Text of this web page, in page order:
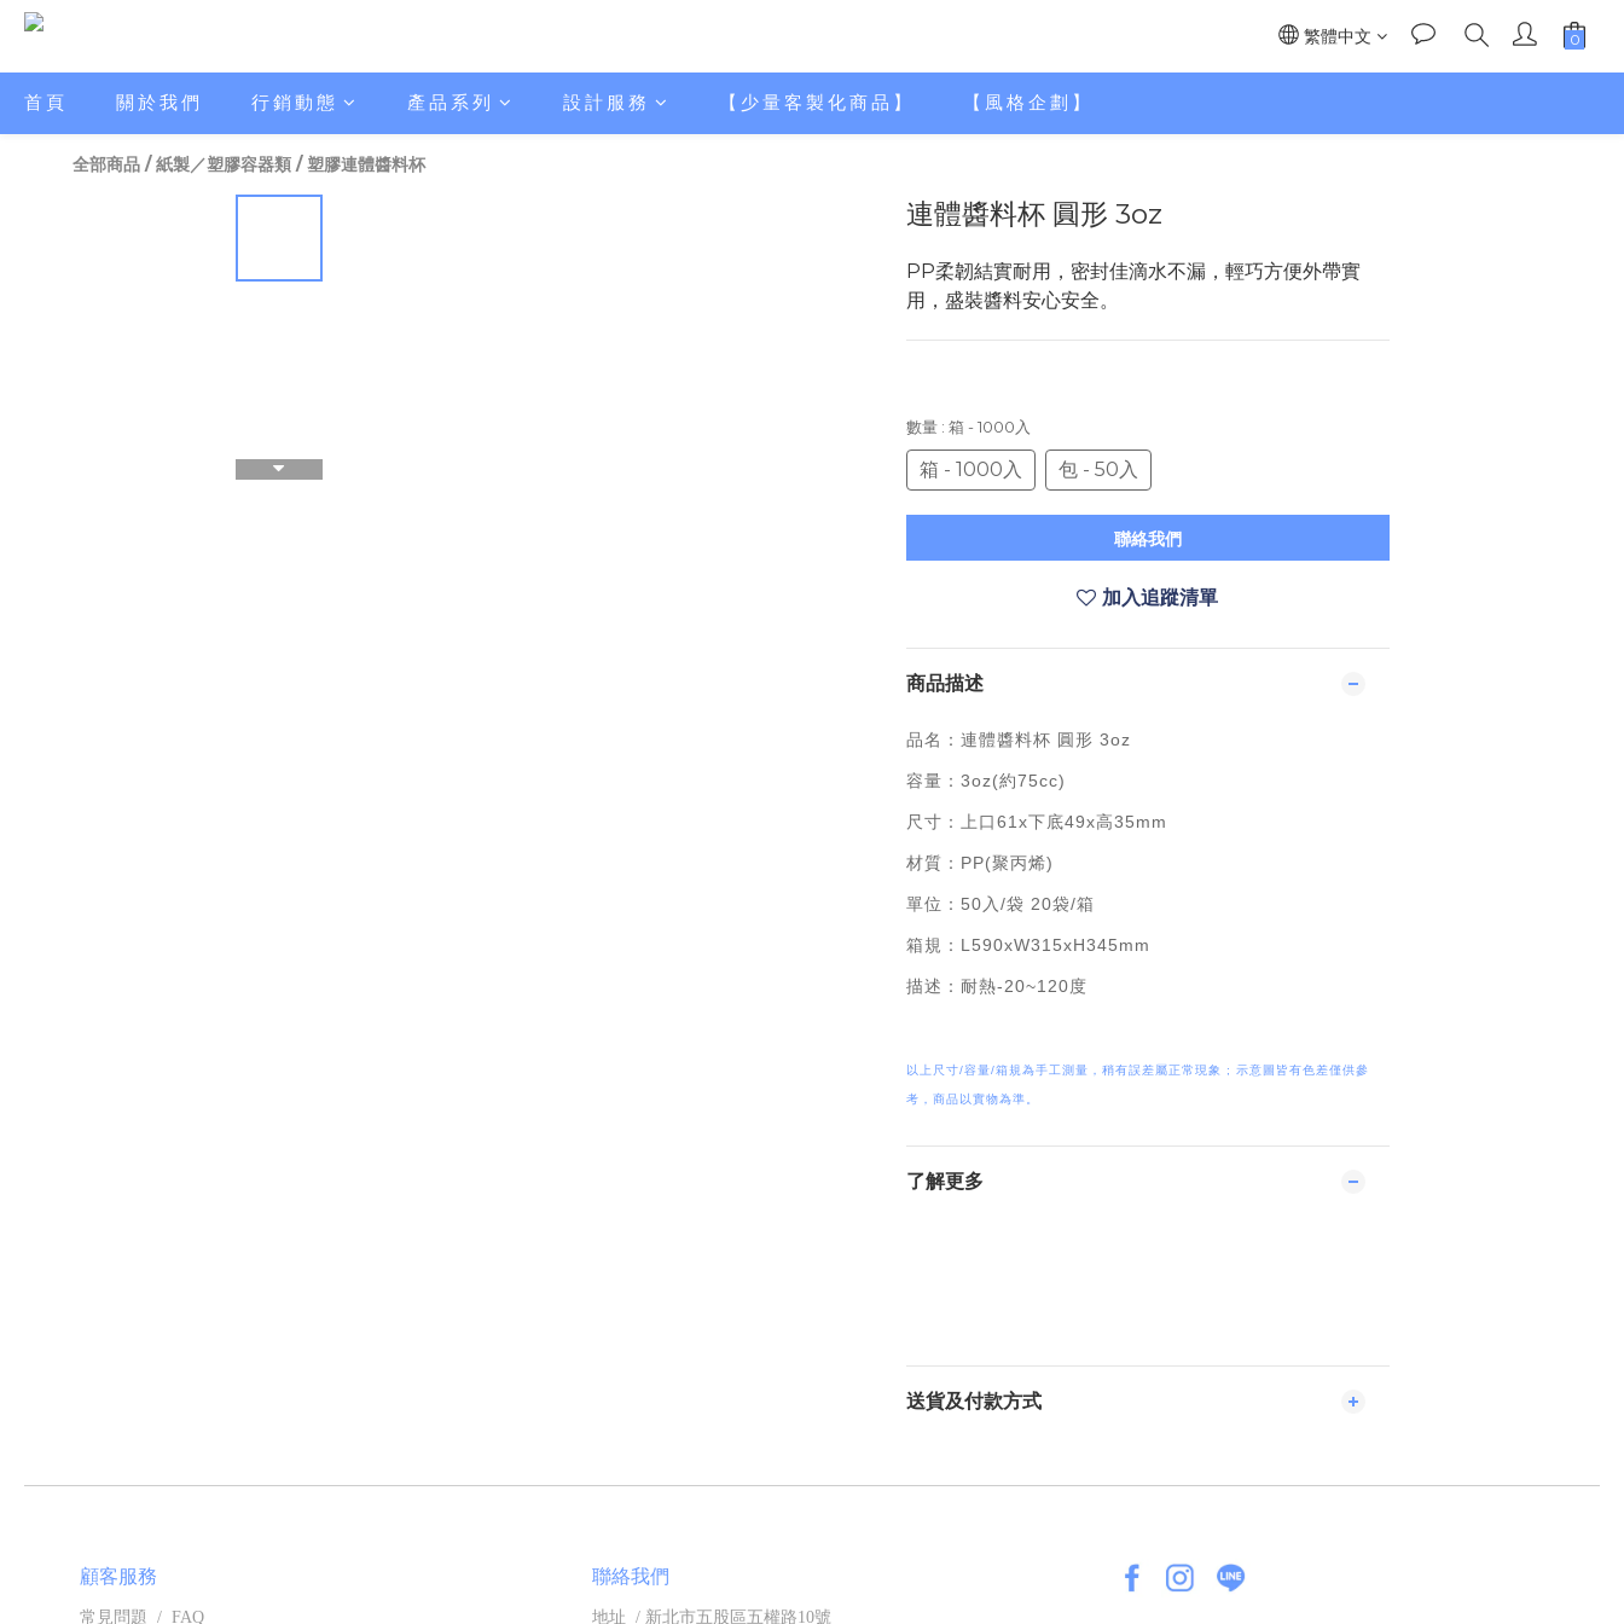
繁體中文
首頁 關於我們 行銷動態 產品系列 設計服務 【少量客製化商品】 【風格企劃】
全部商品 /紙製／塑膠容器類 /塑膠連體醬料杯
連體醬料杯 圓形 3oz
PP柔韌結實耐用，密封佳滴水不漏，輕巧方便外帶實
用，盛裝醬料安心安全。
數量 : 箱 - 1000入
箱 - 1000入 包 - 50入
聯絡我們
加入追蹤清單
商品描述
品名：連體醬料杯 圓形 3oz
容量：3oz(約75cc)
尺寸：上口61x下底49x高35mm
材質：PP(聚丙烯)
單位：50入/袋 20袋/箱
箱規：L590xW315xH345mm
描述：耐熱-20~120度
以上尺寸/容量/箱規為手工測量，稍有誤差屬正常現象 ; 示意圖皆有色差僅供參
考，商品以實物為準。
了解更多
送貨及付款方式
顧客服務
常見問題 / FAQ
聯絡我們
地址 / 新北市五股區五權路10號